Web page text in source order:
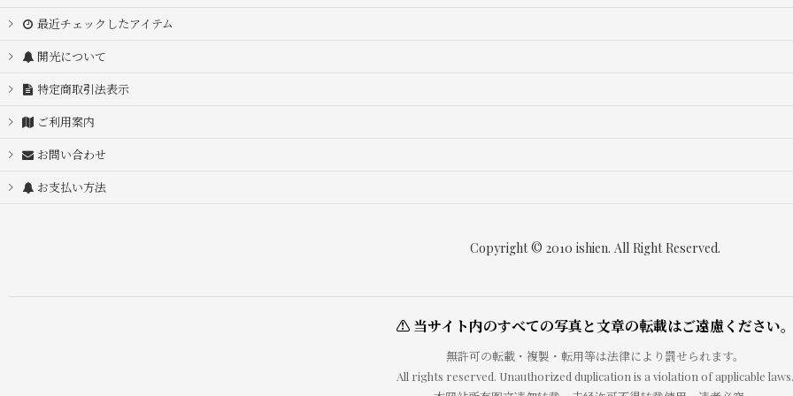
最近チェックしたアイテム
開光について
特定商取引法表示
ご利用案内
お問い合わせ
お支払い方法
Copyright © 2010 ishien. All Right Reserved.
⚠ 当サイト内のすべての写真と文章の転載はご遠慮ください
無許可の転載・複製・転用等は法律により罰せられます。
All rights reserved. Unauthorized duplication is a violation of applicable laws.